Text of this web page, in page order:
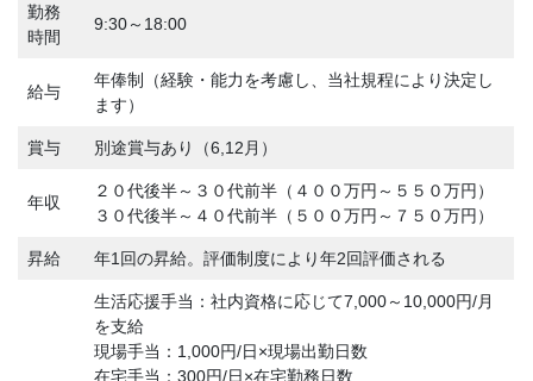
勤務
時間
9:30～18:00
給与
年俸制（経験・能力を考慮し、当社規程により決定し
ます）
賞与 別途賞与あり（6,12月）
年収
２０代後半～３０代前半（４００万円～５５０万円）
３０代後半～４０代前半（５００万円～７５０万円）
昇給 年1回の昇給。評価制度により年2回評価される
生活応援手当：社内資格に応じて7,000～10,000円/月
を支給
現場手当：1,000円/日×現場出勤日数
在宅手当：300円/日×在宅勤務日数